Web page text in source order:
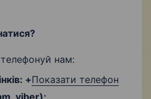
нам:
+Показати телефон